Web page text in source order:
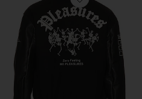
Favorite スタジャン